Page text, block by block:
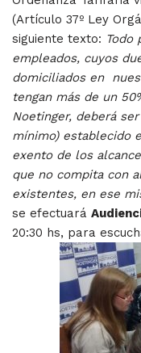
(Artículo 37º Ley
siguiente texto: Todo
empleados, cuyos
domiciliados en
tengan más de un
Noetinger, deberá
mínimo) establecido
exento de los
que no compita con
existentes, en ese
se efectuará
20:30 hs, para